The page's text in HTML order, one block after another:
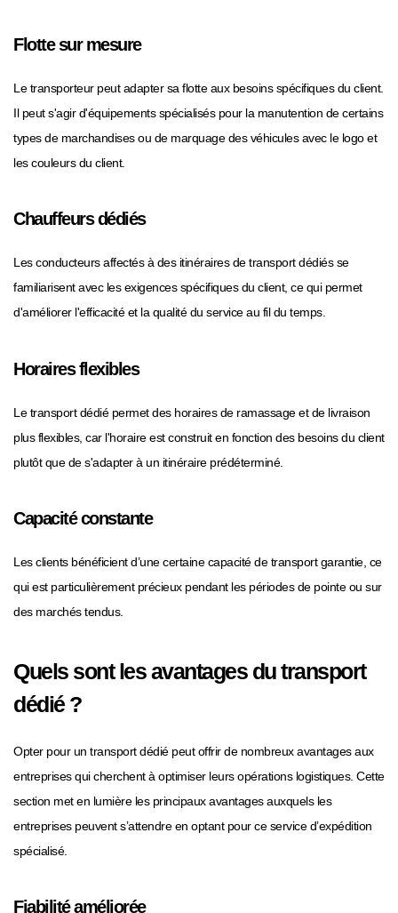
Flotte sur mesure
Le transporteur peut adapter sa flotte aux besoins spécifiques du client.
Il peut s'agir d'équipements spécialisés pour la manutention de certains
types de marchandises ou de marquage des véhicules avec le logo et
les couleurs du client.
Chauffeurs dédiés
Les conducteurs affectés à des itinéraires de transport dédiés se
familiarisent avec les exigences spécifiques du client, ce qui permet
d'améliorer l'efficacité et la qualité du service au fil du temps.
Horaires flexibles
Le transport dédié permet des horaires de ramassage et de livraison
plus flexibles, car l'horaire est construit en fonction des besoins du client
plutôt que de s'adapter à un itinéraire prédéterminé.
Capacité constante
Les clients bénéficient d’une certaine capacité de transport garantie, ce
qui est particulièrement précieux pendant les périodes de pointe ou sur
des marchés tendus.
Quels sont les avantages du transport
dédié ?
Opter pour un transport dédié peut offrir de nombreux avantages aux
entreprises qui cherchent à optimiser leurs opérations logistiques. Cette
section met en lumière les principaux avantages auxquels les
entreprises peuvent s’attendre en optant pour ce service d’expédition
spécialisé.
Fiabilité améliorée